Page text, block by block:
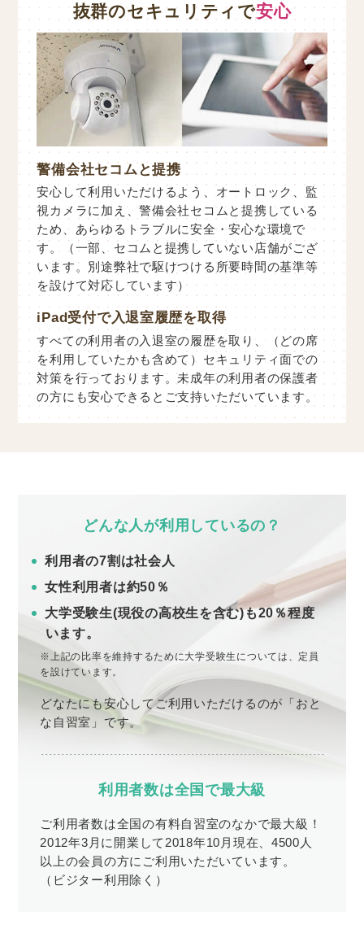
抜群のセキュリティで安心
警備会社セコムと提携
安心して利用いただけるよう、オートロック、監
視カメラに加え、警備会社セコムと提携している
ため、あらゆるトラブルに安全・安心な環境で
す。（一部、セコムと提携していない店舗がござ
います。別途弊社で駆けつける所要時間の基準等
を設けて対応しています）
iPad受付で入退室履歴を取得
すべての利用者の入退室の履歴を取り、（どの席
を利用していたかも含めて）セキュリティ面での
対策を行っております。未成年の利用者の保護者
の方にも安心できるとご支持いただいています。
どんな人が利用しているの？
利用者の7割は社会人
女性利用者は約50％
大学受験生(現役の高校生を含む)も20％程度
います。
※上記の比率を維持するために大学受験生については、定員
を設けています。
どなたにも安心してご利用いただけるのが「おと
な自習室」です。
利用者数は全国で最大級
ご利用者数は全国の有料自習室のなかで最大級！
2012年3月に開業して2018年10月現在、4500人
以上の会員の方にご利用いただいています。
（ビジター利用除く）